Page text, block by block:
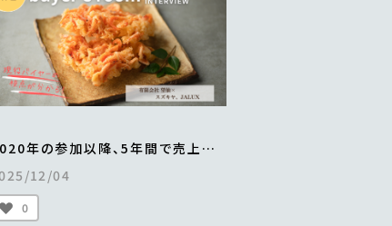
年の参加以降、5年間で売上は4
倍以上に伸長。
間最大2万食を販売。
「贅沢桜えびかき揚げ」の成功ストー
12/04
0